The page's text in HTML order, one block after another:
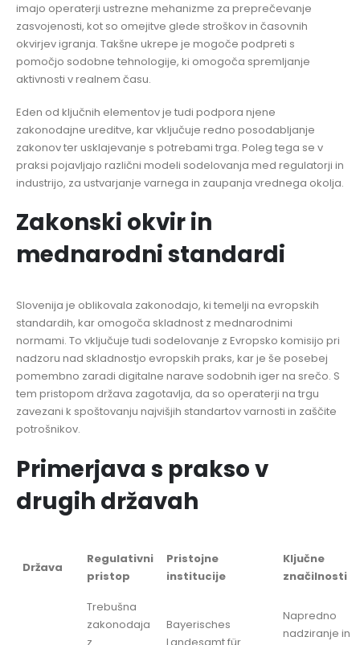
imajo operaterji ustrezne mehanizme za preprečevanje
zasvojenosti, kot so omejitve glede stroškov in časovnih
okvirjev igranja. Takšne ukrepe je mogoče podpreti s
pomočjo sodobne tehnologije, ki omogoča spremljanje
aktivnosti v realnem času.
Eden od ključnih elementov je tudi podpora njene
zakonodajne ureditve, kar vključuje redno posodabljanje
zakonov ter usklajevanje s potrebami trga. Poleg tega se v
praksi pojavljajo različni modeli sodelovanja med regulatorji in
industrijo, za ustvarjanje varnega in zaupanja vrednega okolja.
Zakonski okvir in
mednarodni standardi
Slovenija je oblikovala zakonodajo, ki temelji na evropskih
standardih, kar omogoča skladnost z mednarodnimi
normami. To vključuje tudi sodelovanje z Evropsko komisijo pri
nadzoru nad skladnostjo evropskih praks, kar je še posebej
pomembno zaradi digitalne narave sodobnih iger na srečo. S
tem pristopom država zagotavlja, da so operaterji na trgu
zavezani k spoštovanju najvišjih standartov varnosti in zaščite
potrošnikov.
Primerjava s prakso v
drugih državah
Država
Regulativni
pristop
Pristojne
institucije
Ključne
značilnosti
Trebušna
zakonodaja
Bayerisches
Napredno
nadziranje in